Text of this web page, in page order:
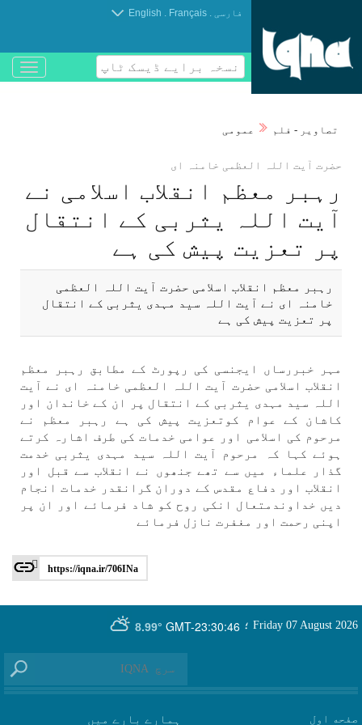
فارسی .
Français
.
English
نسخہ برایے ڈیسک ٹاپ
باز
و
تصاوير - فلم عمومی
حضرت آيت اللہ العظمی خامنہ ای
رہبر معظم انقلاب اسلامی نے
آيت اللہ يثربی كے انتقال
پر تعزيت پيش كی ہے
رہبر معظم انقلاب اسلامی حضرت آيت اللہ العظمی
خامنہ ای نے آيت اللہ سيد مہدی يثربی كے انتقال
پر تعزيت پيش كی ہے
مہر خبررساں ايجنسی كی رپورٹ كے مطابق رہبر معظم
انقلاب اسلامی حضرت آيت اللہ العظمی خامنہ ای نے آيت
اللہ سيد مہدی يثربی كے انتقال پر ان كے خاندان اور
كاشان كے عوام كوتعزيت پيش كی ہے رہبر معظم نے
مرحوم كی اسلامی اور عوامی خدمات كی طرف اشارہ كرتے
ہوئے كہا كہ مرحوم آيت اللہ سيد مہدی يثربی خدمت
گذار علماء میں سے تھے جنھوں نے انقلاب سے قبل اور
انقلاب اور دفاع مقدس كے دوران گرانقدر خدمات انجام
دیں خداوندمتعال انكی روح كو شاد فرمائے اور ان پر
اپنی رحمت اور مغفرت نازل فرمائے
https://iqna.ir/706INa
GMT-23:30:46
8.99° Friday 07 August 2026 ؛
صفحه اول ہمارے بارے میں